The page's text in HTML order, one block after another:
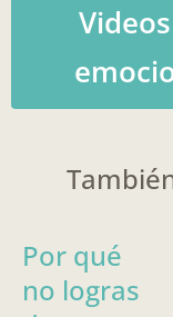
Por qué
no logras